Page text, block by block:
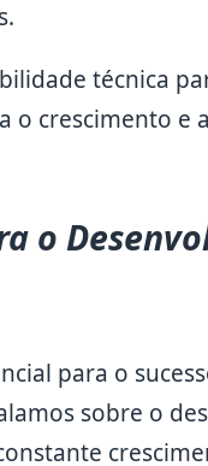
técnica
o crescimento e
o
para o
sobre o